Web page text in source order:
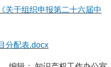
关于组织申报第二十六届中
分配表.docx